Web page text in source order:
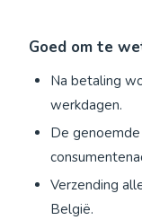
Goed om te
Na betaling
werkdagen.
De
Verzending
België.